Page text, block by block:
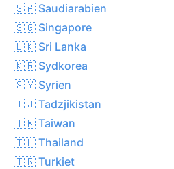
🇸🇦 Saudiarabien
🇸🇬 Singapore
🇱🇰 Sri Lanka
🇰🇷 Sydkorea
🇸🇾 Syrien
🇹🇯 Tadzjikistan
🇹🇼 Taiwan
🇹🇭 Thailand
🇹🇷 Turkiet